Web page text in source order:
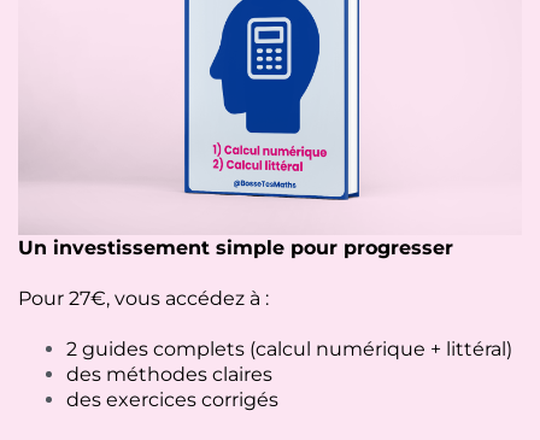
Un investissement simple pour progresser
Pour 27€, vous accédez à :
2 guides complets (calcul numérique + littéral)
des méthodes claires
des exercices corrigés